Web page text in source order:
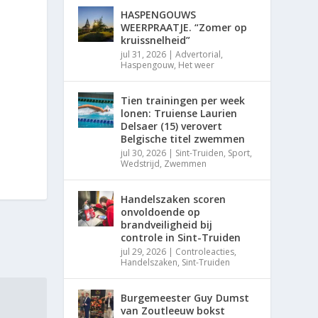
HASPENGOUWS
WEERPRAATJE. “Zomer op
kruissnelheid”
jul 31, 2026 |Advertorial,
Haspengouw, Het weer
Tien trainingen per week
lonen: Truiense Laurien
Delsaer (15) verovert
Belgische titel zwemmen
jul 30, 2026 | Sint-Truiden, Sport,
Wedstrijd, Zwemmen
Handelszaken scoren
onvoldoende op
brandveiligheid bij
controle in Sint-Truiden
jul 29, 2026 | Controleacties,
Handelszaken, Sint-Truiden
Burgemeester Guy Dumst
van Zoutleeuw bokst